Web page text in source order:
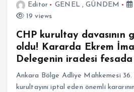
Editor GENEL,GÜNDEM
19 views
CHP kurultay davasının
oldu! Kararda Ekrem
Delegenin iradesi fesada
Ankara Bölge Adliye Mahkemesi 36.
kurultayını iptal eden önemli